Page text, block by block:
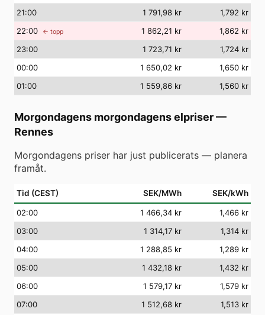
21:00 1 791,98 kr
1,792 kr
22:00 ← topp 1 862,21 kr
1,862 kr
23:00 1 723,71 kr
1,724 kr
00:00 1 650,02 kr
1,650 kr
01:00 1 559,86 kr 1,560 kr
Morgondagens morgondagens elpriser—
Rennes
Morgondagens priser har just publicerats — planera
framåt.
Tid (CEST) SEK/MWh SEK/kWh
02:00 1 466,34 kr
1,466 kr
03:00 1 314,17 kr
1,314 kr
04:00 1 288,85 kr
1,289 kr
05:00 1 432,18 kr
1,432 kr
06:00 1 579,17 kr
1,579 kr
07:00 1 512,68 kr
1,513 kr